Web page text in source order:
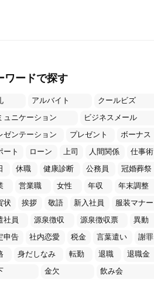
ワードで探す
アルバイト
クールビズ
ュニケーション
ビジネスメール
ゼンテーション
プレゼント
ボーナス
ート
ローン 上司 人間関係
仕事術
休職 健康診断 公務員
冠婚葬祭
営業職 女性 年収
年末調整
状
挨拶 敬語 新入社員
服装マナー
社員
源泉徴収 源泉徴収票
異動
申告
社内恋愛 税金 言葉遣い
謝罪
身だしなみ 転勤 退職
退職金
金欠 飲み会